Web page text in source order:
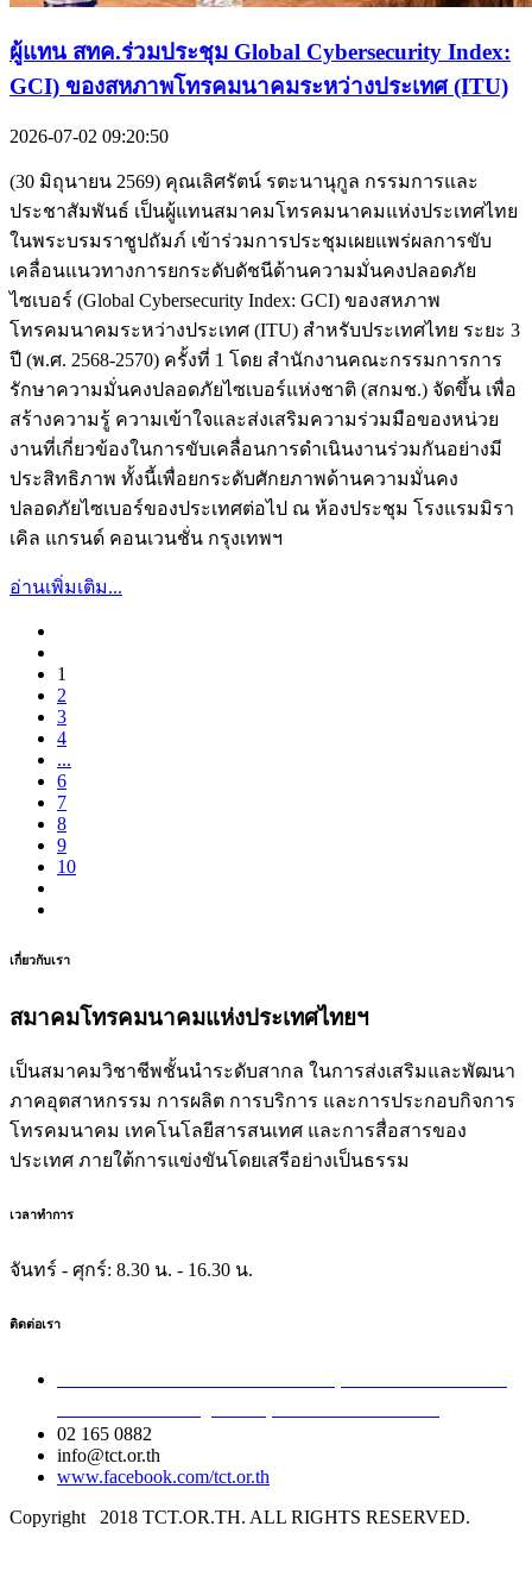
ผู้แทน สทค.ร่วมประชุม Global Cybersecurity Index:
GCI) ของสหภาพโทรคมนาคมระหว่างประเทศ (ITU)
2026-07-02 09:20:50
(30 มิถุนายน 2569) คุณเลิศรัตน์ รตะนานุกูล กรรมการและ
ประชาสัมพันธ์ เป็นผู้แทนสมาคมโทรคมนาคมแห่งประเทศไทย
ในพระบรมราชูปถัมภ์ เข้าร่วมการประชุมเผยแพร่ผลการขับ
เคลื่อนแนวทางการยกระดับดัชนีด้านความมั่นคงปลอดภัย
ไซเบอร์ (Global Cybersecurity Index: GCI) ของสหภาพ
โทรคมนาคมระหว่างประเทศ (ITU) สำหรับประเทศไทย ระยะ 3
ปี (พ.ศ. 2568-2570) ครั้งที่ 1 โดย สำนักงานคณะกรรมการการ
รักษาความมั่นคงปลอดภัยไซเบอร์แห่งชาติ (สกมช.) จัดขึ้น เพื่อ
สร้างความรู้ ความเข้าใจและส่งเสริมความร่วมมือของหน่วย
งานที่เกี่ยวข้องในการขับเคลื่อนการดำเนินงานร่วมกันอย่างมี
ประสิทธิภาพ ทั้งนี้เพื่อยกระดับศักยภาพด้านความมั่นคง
ปลอดภัยไซเบอร์ของประเทศต่อไป ณ ห้องประชุม โรงแรมมิรา
เคิล แกรนด์ คอนเวนชั่น กรุงเทพฯ
อ่านเพิ่มเติม...
1
2
3
4
...
6
7
8
9
10
เกี่ยวกับเรา
สมาคมโทรคมนาคมแห่งประเทศไทยฯ
เป็นสมาคมวิชาชีพชั้นนำระดับสากล ในการส่งเสริมและพัฒนา
ภาคอุตสาหกรรม การผลิต การบริการ และการประกอบกิจการ
โทรคมนาคม เทคโนโลยีสารสนเทศ และการสื่อสารของ
ประเทศ ภายใต้การแข่งขันโดยเสรีอย่างเป็นธรรม
เวลาทำการ
จันทร์ - ศุกร์: 8.30 น. - 16.30 น.
ติดต่อเรา
02 165 0882
info@tct.or.th
www.facebook.com/tct.or.th
Copyright
2018 TCT.OR.TH. ALL RIGHTS RESERVED.